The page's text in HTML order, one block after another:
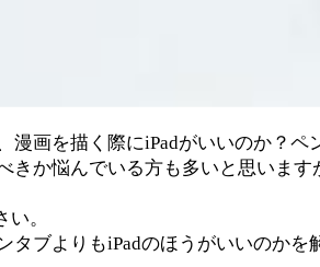
漫画を描く際にiPadがいいのか？ペ
きか悩んでいる方も多いと思います
。
タブよりもiPadのほうがいいのかを